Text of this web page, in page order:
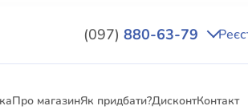
(097) 880-63-79
Про магазинЯк придбати?ДисконтКонтакт